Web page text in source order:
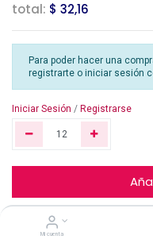
Mi cuenta
total: $ 32,16
Para poder hacer una
registrarte o iniciar sesión
Iniciar Sesión / Registrarse